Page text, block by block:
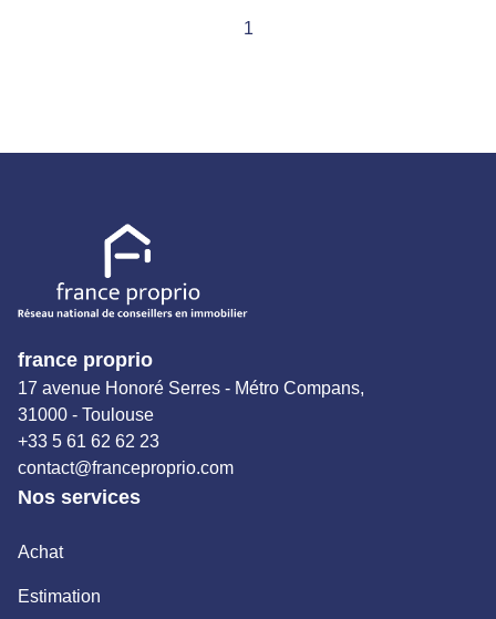
sous la responsabilité éditoriale de M. ZAFRAN Frédéric,
1
france proprio
17 avenue Honoré Serres - Métro Compans,
31000 - Toulouse
+33 5 61 62 62 23
contact@franceproprio.com
Nos services
Achat
Estimation